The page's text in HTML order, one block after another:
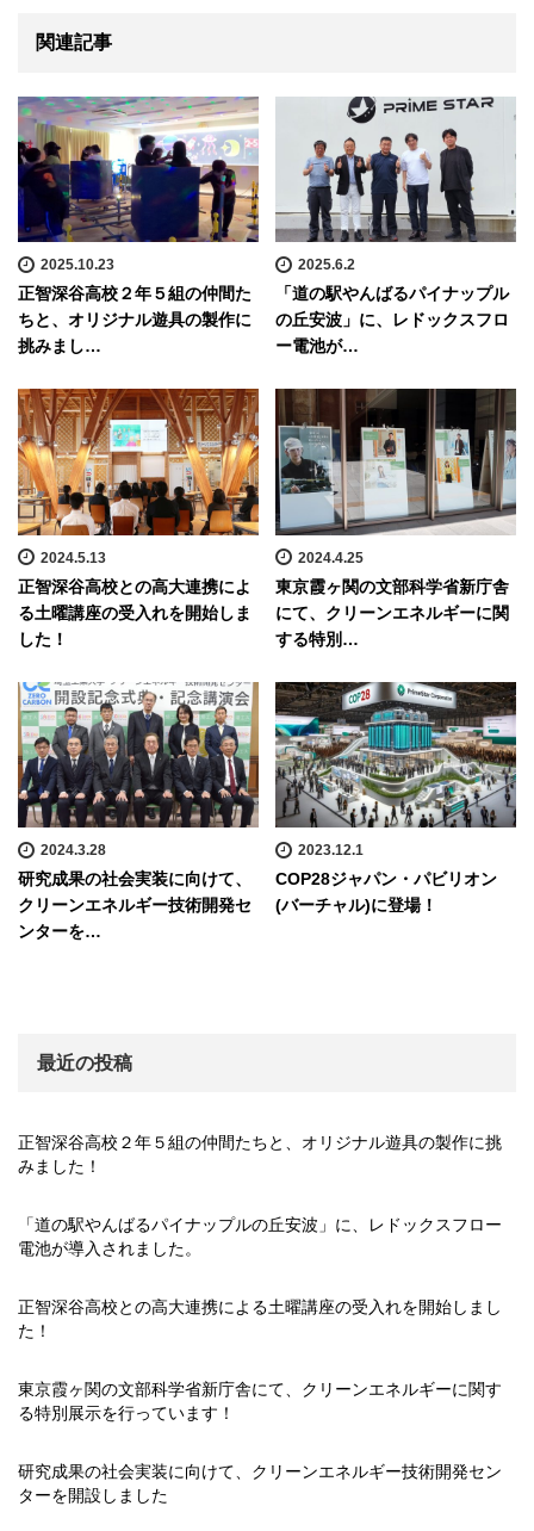
関連記事
2025.10.23
正智深谷高校２年５組の仲間た
ちと、オリジナル遊具の製作に
挑みまし…
2025.6.2
「道の駅やんばるパイナップル
の丘安波」に、レドックスフロ
ー電池が…
2024.5.13
正智深谷高校との高大連携によ
る土曜講座の受入れを開始しま
した！
2024.4.25
東京霞ヶ関の文部科学省新庁舎
にて、クリーンエネルギーに関
する特別…
2024.3.28
研究成果の社会実装に向けて、
クリーンエネルギー技術開発セ
ンターを…
2023.12.1
COP28ジャパン・パビリオン
(バーチャル)に登場！
最近の投稿
正智深谷高校２年５組の仲間たちと、オリジナル遊具の製作に挑
みました！
「道の駅やんばるパイナップルの丘安波」に、レドックスフロー
電池が導入されました。
正智深谷高校との高大連携による土曜講座の受入れを開始しまし
た！
東京霞ヶ関の文部科学省新庁舎にて、クリーンエネルギーに関す
る特別展示を行っています！
研究成果の社会実装に向けて、クリーンエネルギー技術開発セン
ターを開設しました